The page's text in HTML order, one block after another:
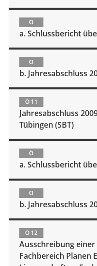
Ö
a. Schlussbericht
Ö
b. Jahresabschluss
Ö 11
Jahresabschluss
Tübingen (SBT)
Ö
a. Schlussbericht
Ö
b. Jahresabschluss
Ö 12
Ausschreibung
Fachbereich Planen